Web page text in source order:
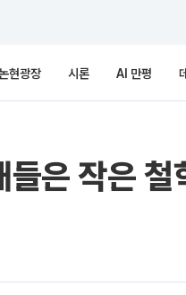
현광장 시론 AI 만평
은 작은 철